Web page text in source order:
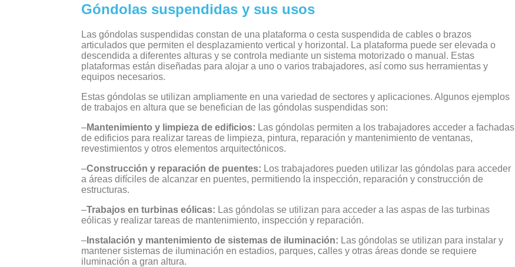
Góndolas suspendidas y sus usos
Las góndolas suspendidas constan de una plataforma o cesta suspendida de cables o brazos
articulados que permiten el desplazamiento vertical y horizontal. La plataforma puede ser elevada o
descendida a diferentes alturas y se controla mediante un sistema motorizado o manual. Estas
plataformas están diseñadas para alojar a uno o varios trabajadores, así como sus herramientas y
equipos necesarios.
Estas góndolas se utilizan ampliamente en una variedad de sectores y aplicaciones. Algunos ejemplos
de trabajos en altura que se benefician de las góndolas suspendidas son:
–Mantenimiento y limpieza de edificios: Las góndolas permiten a los trabajadores acceder a fachadas
de edificios para realizar tareas de limpieza, pintura, reparación y mantenimiento de ventanas,
revestimientos y otros elementos arquitectónicos.
–Construcción y reparación de puentes: Los trabajadores pueden utilizar las góndolas para acceder
a áreas difíciles de alcanzar en puentes, permitiendo la inspección, reparación y construcción de
estructuras.
–Trabajos en turbinas eólicas: Las góndolas se utilizan para acceder a las aspas de las turbinas
eólicas y realizar tareas de mantenimiento, inspección y reparación.
– Instalación y mantenimiento de sistemas de iluminación: Las góndolas se utilizan para instalar y
mantener sistemas de iluminación en estadios, parques, calles y otras áreas donde se requiere
iluminación a gran altura.